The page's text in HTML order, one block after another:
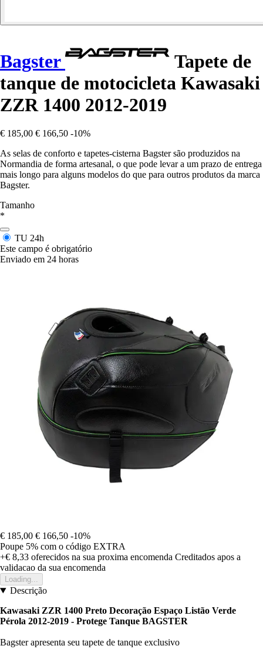
Bagster
Tapete de
tanque de motocicleta Kawasaki
ZZR 1400 2012-2019
€ 185,00 € 166,50 -10%
As selas de conforto e tapetes-cisterna Bagster são produzidos na
Normandia de forma artesanal, o que pode levar a um prazo de entrega
mais longo para alguns modelos do que para outros produtos da marca
Bagster.
Tamanho
*
TU 24h
Este campo é obrigatório
Enviado em 24 horas
€ 185,00 € 166,50 -10%
Poupe 5% com o código EXTRA
+€ 8,33 oferecidos na sua proxima encomenda Creditados apos a
validacao da sua encomenda
Loading...
Descrição
Kawasaki ZZR 1400 Preto Decoração Espaço Listão Verde
Pérola 2012-2019 - Protege Tanque BAGSTER
Bagster apresenta seu tapete de tanque exclusivo